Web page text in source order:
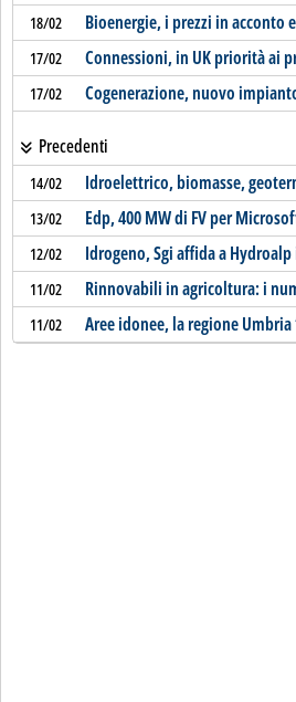
18/02 Bioenergie, i prezzi in acconto
17/02 Connessioni, in UK priorità ai
17/02 Cogenerazione, nuovo
Precedenti
14/02 Idroelettrico, biomasse,
13/02 Edp, 400 MW di FV per
12/02 Idrogeno, Sgi affida a
11/02 Rinnovabili in agricoltura: i
11/02 Aree idonee, la regione